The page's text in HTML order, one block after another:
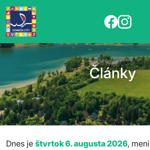
Články
Dnes je štvrtok 6. augusta 2026,